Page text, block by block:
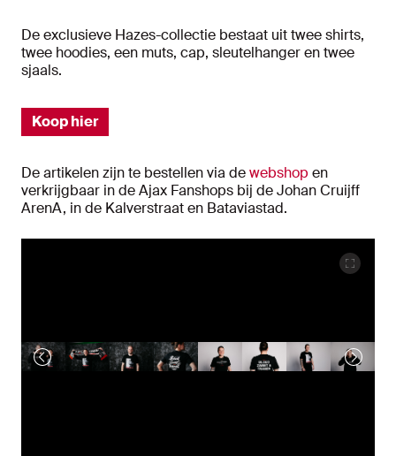
De exclusieve Hazes-collectie bestaat uit twee shirts,
twee hoodies, een muts, cap, sleutelhanger en twee
sjaals.
Koop hier
De artikelen zijn te bestellen via dewebshop en
verkrijgbaar in de Ajax Fanshops bij de Johan Cruijff
ArenA, in de Kalverstraat en Bataviastad.